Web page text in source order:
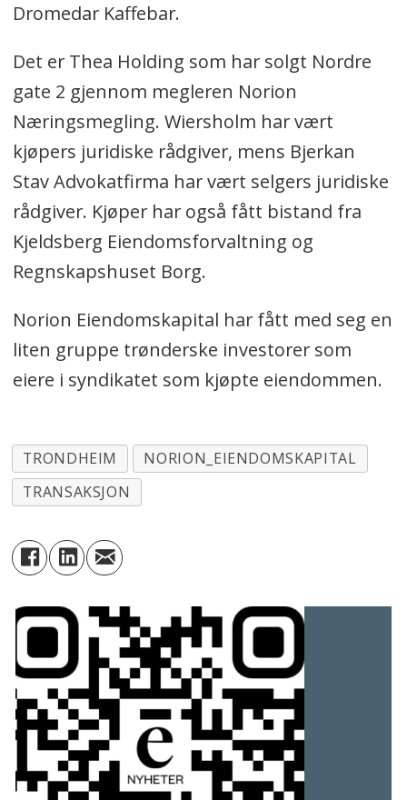
Dromedar Kaffebar.
Det er Thea Holding som har solgt Nordre
gate 2 gjennom megleren Norion
Næringsmegling. Wiersholm har vært
kjøpers juridiske rådgiver, mens Bjerkan
Stav Advokatfirma har vært selgers juridiske
rådgiver. Kjøper har også fått bistand fra
Kjeldsberg Eiendomsforvaltning og
Regnskapshuset Borg.
Norion Eiendomskapital har fått med seg en
liten gruppe trønderske investorer som
eiere i syndikatet som kjøpte eiendommen.
TRONDHEIM
NORION_EIENDOMSKAPITAL
TRANSAKSJON